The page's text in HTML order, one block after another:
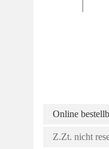
Online
Z.Zt. nicht